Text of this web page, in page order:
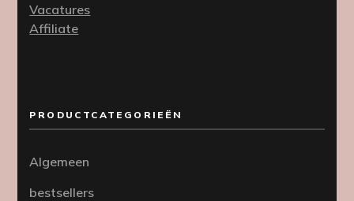
Vacatures
Affiliate
PRODUCTCATEGORIEËN
Algemeen
bestsellers